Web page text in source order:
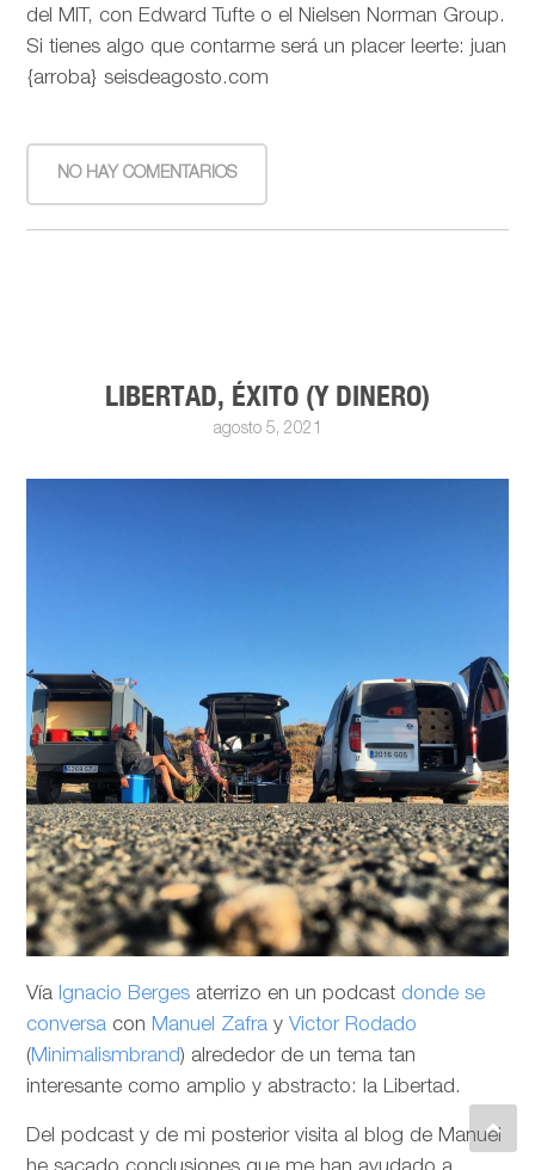
del MIT, con Edward Tufte o el Nielsen Norman Group.
Si tienes algo que contarme será un placer leerte: juan
{arroba} seisdeagosto.com
NO HAY COMENTARIOS
LIBERTAD, ÉXITO (Y DINERO)
agosto 5, 2021
Vía Ignacio Berges aterrizo en un podcast donde se
conversa con Manuel Zafra y Victor Rodado
(Minimalismbrand) alrededor de un tema tan
interesante como amplio y abstracto: la Libertad.
Del podcast y de mi posterior visita al blog de Manuel